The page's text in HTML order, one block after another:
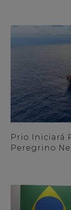
Prio Iniciará
Peregrino